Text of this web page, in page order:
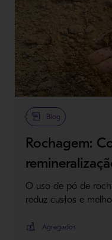
Blog
Rochagem:
O uso de pó de
reduz custos e
Agregados